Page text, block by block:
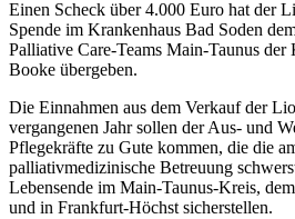
Einen Scheck über 4.000 Euro hat der
Spende im Krankenhaus Bad Soden
Palliative Care-Teams Main-Taunus
Booke übergeben.
Die Einnahmen aus dem Verkauf der
vergangenen Jahr sollen der Aus- und
Pflegekräfte zu Gute kommen, die die
palliativmedizinische Betreuung
Lebensende im Main-Taunus-Kreis,
und in Frankfurt-Höchst sicherstellen.